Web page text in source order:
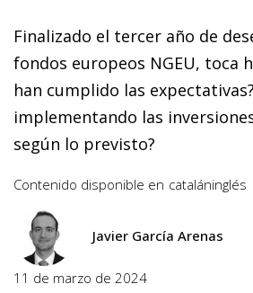
Finalizado el tercer año de
fondos europeos NGEU, toca
han cumplido las
implementando las
según lo previsto?
Contenido disponible en cataláninglés
Javier García Arenas
11 de marzo de 2024